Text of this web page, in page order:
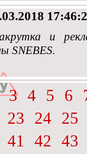
и
SNEBES.
3 4 5 6
23 24
25
41 42
43